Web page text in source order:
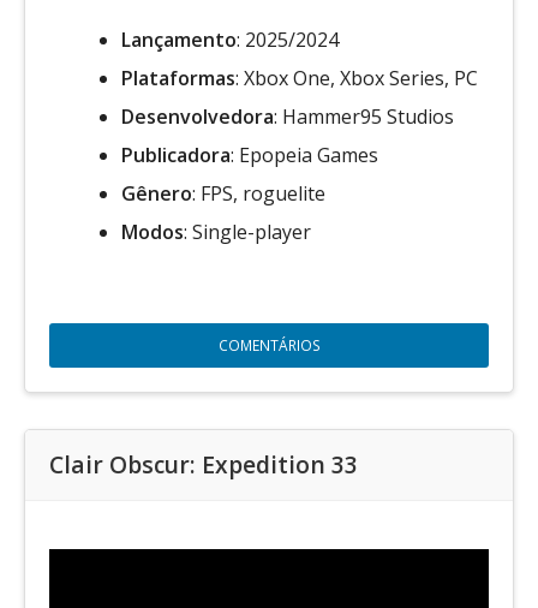
Lançamento: 2025/2024
Plataformas: Xbox One, Xbox Series, PC
Desenvolvedora: Hammer95 Studios
Publicadora: Epopeia Games
Gênero: FPS, roguelite
Modos: Single-player
COMENTÁRIOS
Clair Obscur: Expedition 33